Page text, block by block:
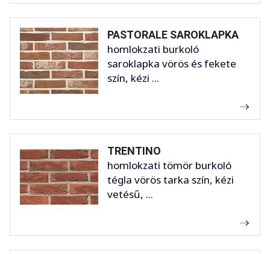
PASTORALE SAROKLAPKA
homlokzati burkoló
saroklapka vörös és fekete
szín, kézi ...
TRENTINO
homlokzati tömör burkoló
tégla vörös tarka szín, kézi
vetésű, ...